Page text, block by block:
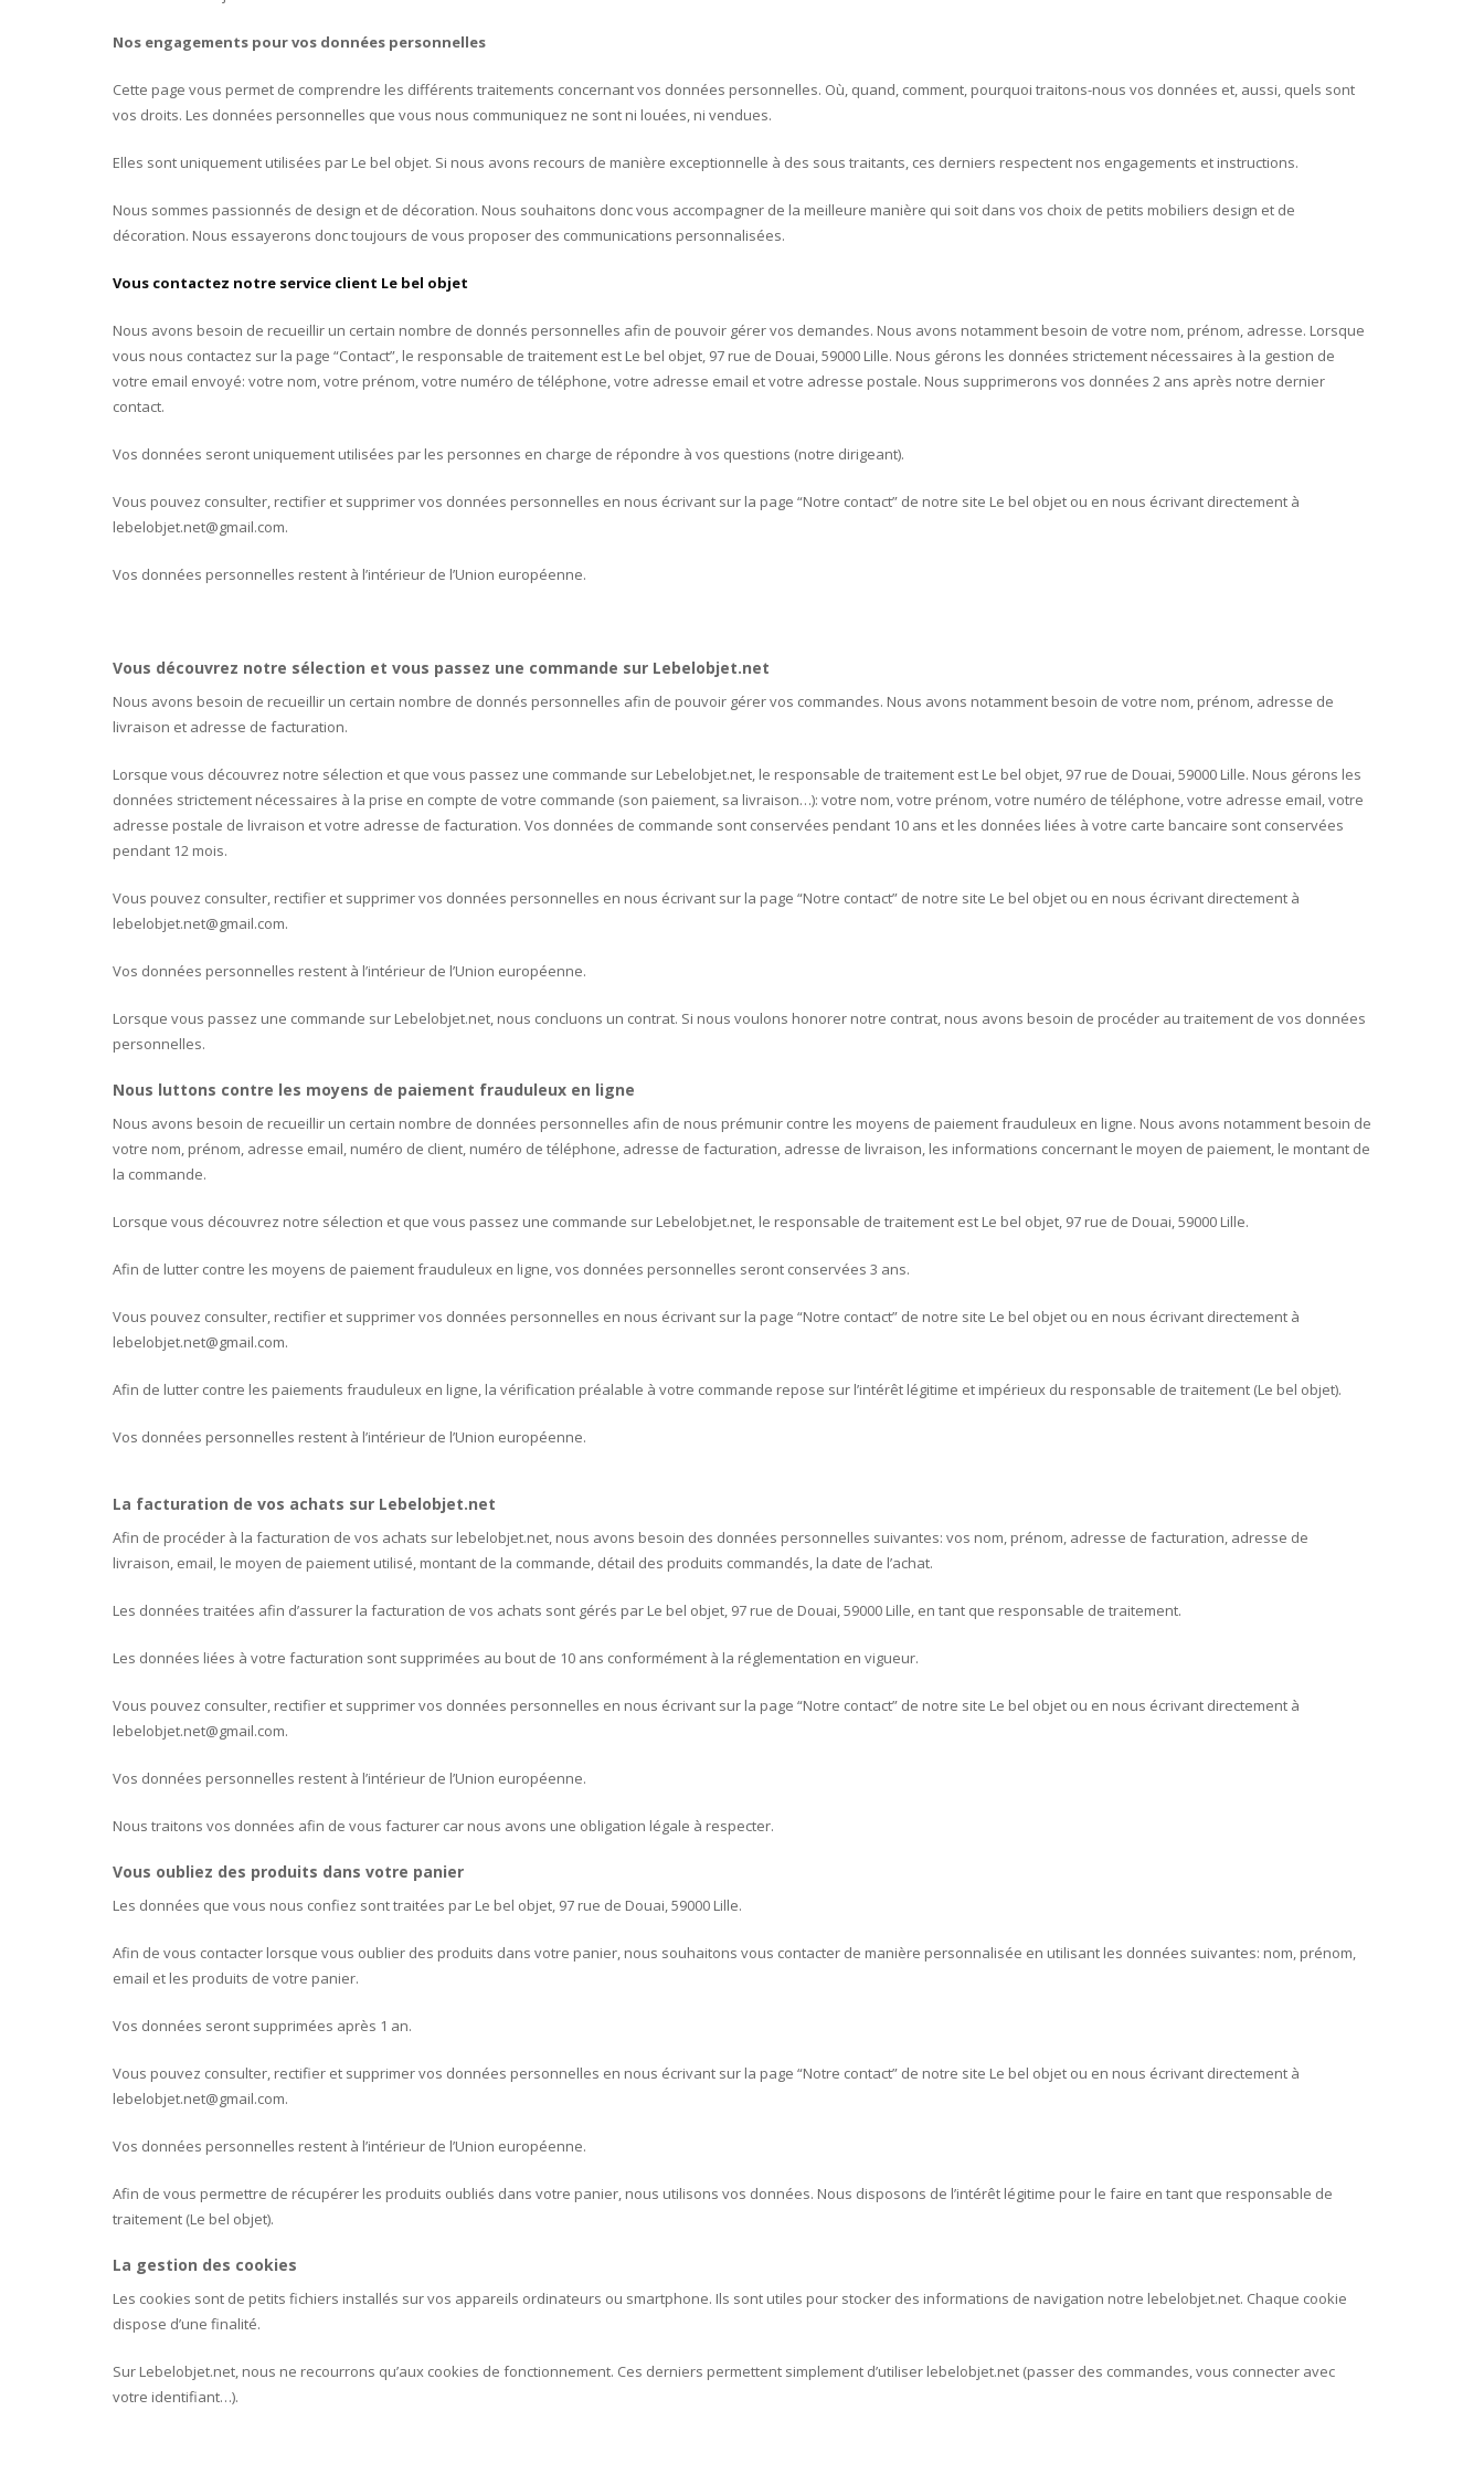
Nos engagements pour vos données personnelles
Cette page vous permet de comprendre les différents traitements concernant vos données personnelles. Où, quand, comment, pourquoi traitons-nous vos données et, aussi, quels sont
vos droits. Les données personnelles que vous nous communiquez ne sont ni louées, ni vendues.
Elles sont uniquement utilisées par Le bel objet. Si nous avons recours de manière exceptionnelle à des sous traitants, ces derniers respectent nos engagements et instructions.
Nous sommes passionnés de design et de décoration. Nous souhaitons donc vous accompagner de la meilleure manière qui soit dans vos choix de petits mobiliers design et de
décoration. Nous essayerons donc toujours de vous proposer des communications personnalisées.
Vous contactez notre service client Le bel objet
Nous avons besoin de recueillir un certain nombre de donnés personnelles afin de pouvoir gérer vos demandes. Nous avons notamment besoin de votre nom, prénom, adresse. Lorsque
vous nous contactez sur la page “Contact”, le responsable de traitement est Le bel objet, 97 rue de Douai, 59000 Lille. Nous gérons les données strictement nécessaires à la gestion de
votre email envoyé: votre nom, votre prénom, votre numéro de téléphone, votre adresse email et votre adresse postale. Nous supprimerons vos données 2 ans après notre dernier
contact.
Vos données seront uniquement utilisées par les personnes en charge de répondre à vos questions (notre dirigeant).
Vous pouvez consulter, rectifier et supprimer vos données personnelles en nous écrivant sur la page “Notre contact” de notre site Le bel objet ou en nous écrivant directement à
lebelobjet.net@gmail.com.
Vos données personnelles restent à l’intérieur de l’Union européenne.
Vous découvrez notre sélection et vous passez une commande sur Lebelobjet.net
Nous avons besoin de recueillir un certain nombre de donnés personnelles afin de pouvoir gérer vos commandes. Nous avons notamment besoin de votre nom, prénom, adresse de
livraison et adresse de facturation.
Lorsque vous découvrez notre sélection et que vous passez une commande sur Lebelobjet.net, le responsable de traitement est Le bel objet, 97 rue de Douai, 59000 Lille. Nous gérons les
données strictement nécessaires à la prise en compte de votre commande (son paiement, sa livraison…): votre nom, votre prénom, votre numéro de téléphone, votre adresse email, votre
adresse postale de livraison et votre adresse de facturation. Vos données de commande sont conservées pendant 10 ans et les données liées à votre carte bancaire sont conservées
pendant 12 mois.
Vous pouvez consulter, rectifier et supprimer vos données personnelles en nous écrivant sur la page “Notre contact” de notre site Le bel objet ou en nous écrivant directement à
lebelobjet.net@gmail.com.
Vos données personnelles restent à l’intérieur de l’Union européenne.
Lorsque vous passez une commande sur Lebelobjet.net, nous concluons un contrat. Si nous voulons honorer notre contrat, nous avons besoin de procéder au traitement de vos données
personnelles.
Nous luttons contre les moyens de paiement frauduleux en ligne
Nous avons besoin de recueillir un certain nombre de données personnelles afin de nous prémunir contre les moyens de paiement frauduleux en ligne. Nous avons notamment besoin de
votre nom, prénom, adresse email, numéro de client, numéro de téléphone, adresse de facturation, adresse de livraison, les informations concernant le moyen de paiement, le montant de
la commande.
Lorsque vous découvrez notre sélection et que vous passez une commande sur Lebelobjet.net, le responsable de traitement est Le bel objet, 97 rue de Douai, 59000 Lille.
Afin de lutter contre les moyens de paiement frauduleux en ligne, vos données personnelles seront conservées 3 ans.
Vous pouvez consulter, rectifier et supprimer vos données personnelles en nous écrivant sur la page “Notre contact” de notre site Le bel objet ou en nous écrivant directement à
lebelobjet.net@gmail.com.
Afin de lutter contre les paiements frauduleux en ligne, la vérification préalable à votre commande repose sur l’intérêt légitime et impérieux du responsable de traitement (Le bel objet).
Vos données personnelles restent à l’intérieur de l’Union européenne.
La facturation de vos achats sur Lebelobjet.net
Afin de procéder à la facturation de vos achats sur lebelobjet.net, nous avons besoin des données personnelles suivantes: vos nom, prénom, adresse de facturation, adresse de
livraison, email, le moyen de paiement utilisé, montant de la commande, détail des produits commandés, la date de l’achat.
Les données traitées afin d’assurer la facturation de vos achats sont gérés par Le bel objet, 97 rue de Douai, 59000 Lille, en tant que responsable de traitement.
Les données liées à votre facturation sont supprimées au bout de 10 ans conformément à la réglementation en vigueur.
Vous pouvez consulter, rectifier et supprimer vos données personnelles en nous écrivant sur la page “Notre contact” de notre site Le bel objet ou en nous écrivant directement à
lebelobjet.net@gmail.com.
Vos données personnelles restent à l’intérieur de l’Union européenne.
Nous traitons vos données afin de vous facturer car nous avons une obligation légale à respecter.
Vous oubliez des produits dans votre panier
Les données que vous nous confiez sont traitées par Le bel objet, 97 rue de Douai, 59000 Lille.
Afin de vous contacter lorsque vous oublier des produits dans votre panier, nous souhaitons vous contacter de manière personnalisée en utilisant les données suivantes: nom, prénom,
email et les produits de votre panier.
Vos données seront supprimées après 1 an.
Vous pouvez consulter, rectifier et supprimer vos données personnelles en nous écrivant sur la page “Notre contact” de notre site Le bel objet ou en nous écrivant directement à
lebelobjet.net@gmail.com.
Vos données personnelles restent à l’intérieur de l’Union européenne.
Afin de vous permettre de récupérer les produits oubliés dans votre panier, nous utilisons vos données. Nous disposons de l’intérêt légitime pour le faire en tant que responsable de
traitement (Le bel objet).
La gestion des cookies
Les cookies sont de petits fichiers installés sur vos appareils ordinateurs ou smartphone. Ils sont utiles pour stocker des informations de navigation notre lebelobjet.net. Chaque cookie
dispose d’une finalité.
Sur Lebelobjet.net, nous ne recourrons qu’aux cookies de fonctionnement. Ces derniers permettent simplement d’utiliser lebelobjet.net (passer des commandes, vous connecter avec
votre identifiant…).